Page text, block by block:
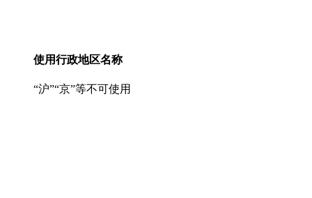
使用行政地区名称
“沪”“京”等不可使用